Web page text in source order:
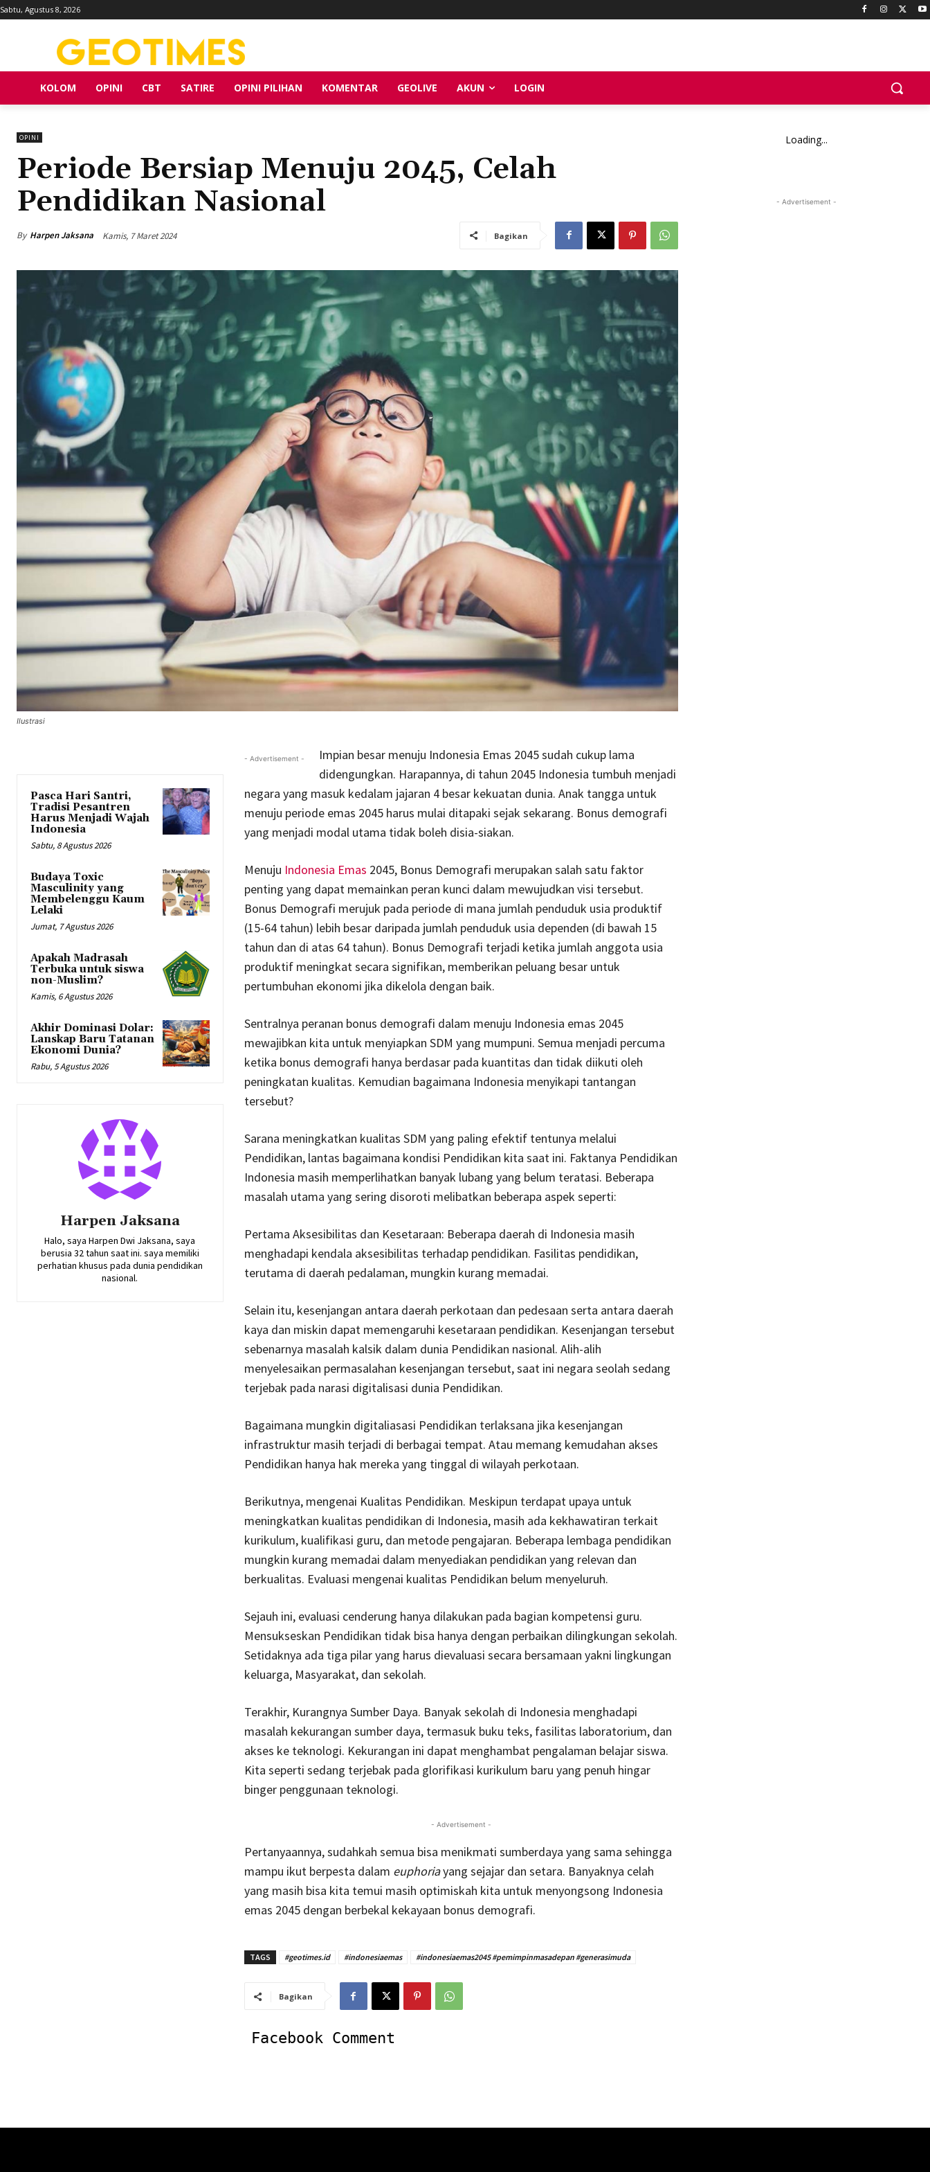
Sabtu, Agustus 8, 2026
KOLOM OPINI CBT SATIRE OPINI PILIHAN KOMENTAR GEOLIVE AKUN LOGIN
OPINI
Periode Bersiap Menuju 2045, Celah
Pendidikan Nasional
By Harpen Jaksana Kamis, 7 Maret 2024 Bagikan
Ilustrasi
Pasca Hari Santri,
Tradisi Pesantren
Harus Menjadi Wajah
Indonesia
Sabtu, 8 Agustus 2026
Budaya Toxic
Masculinity yang
Membelenggu Kaum
Lelaki
Jumat, 7 Agustus 2026
Apakah Madrasah
Terbuka untuk siswa
non-Muslim?
Kamis, 6 Agustus 2026
Akhir Dominasi Dolar:
Lanskap Baru Tatanan
Ekonomi Dunia?
Rabu, 5 Agustus 2026
Harpen Jaksana
Halo, saya Harpen Dwi Jaksana, saya
berusia 32 tahun saat ini. saya memiliki
perhatian khusus pada dunia pendidikan
nasional.
- Advertisement -
Impian besar menuju Indonesia Emas 2045 sudah cukup lama
didengungkan. Harapannya, di tahun 2045 Indonesia tumbuh menjadi
negara yang masuk kedalam jajaran 4 besar kekuatan dunia. Anak tangga untuk
menuju periode emas 2045 harus mulai ditapaki sejak sekarang. Bonus demografi
yang menjadi modal utama tidak boleh disia-siakan.
Menuju Indonesia Emas 2045, Bonus Demografi merupakan salah satu faktor
penting yang dapat memainkan peran kunci dalam mewujudkan visi tersebut.
Bonus Demografi merujuk pada periode di mana jumlah penduduk usia produktif
(15-64 tahun) lebih besar daripada jumlah penduduk usia dependen (di bawah 15
tahun dan di atas 64 tahun). Bonus Demografi terjadi ketika jumlah anggota usia
produktif meningkat secara signifikan, memberikan peluang besar untuk
pertumbuhan ekonomi jika dikelola dengan baik.
Sentralnya peranan bonus demografi dalam menuju Indonesia emas 2045
mewajibkan kita untuk menyiapkan SDM yang mumpuni. Semua menjadi percuma
ketika bonus demografi hanya berdasar pada kuantitas dan tidak diikuti oleh
peningkatan kualitas. Kemudian bagaimana Indonesia menyikapi tantangan
tersebut?
Sarana meningkatkan kualitas SDM yang paling efektif tentunya melalui
Pendidikan, lantas bagaimana kondisi Pendidikan kita saat ini. Faktanya Pendidikan
Indonesia masih memperlihatkan banyak lubang yang belum teratasi. Beberapa
masalah utama yang sering disoroti melibatkan beberapa aspek seperti:
Pertama Aksesibilitas dan Kesetaraan: Beberapa daerah di Indonesia masih
menghadapi kendala aksesibilitas terhadap pendidikan. Fasilitas pendidikan,
terutama di daerah pedalaman, mungkin kurang memadai.
Selain itu, kesenjangan antara daerah perkotaan dan pedesaan serta antara daerah
kaya dan miskin dapat memengaruhi kesetaraan pendidikan. Kesenjangan tersebut
sebenarnya masalah kalsik dalam dunia Pendidikan nasional. Alih-alih
menyelesaikan permasalahan kesenjangan tersebut, saat ini negara seolah sedang
terjebak pada narasi digitalisasi dunia Pendidikan.
Bagaimana mungkin digitaliasasi Pendidikan terlaksana jika kesenjangan
infrastruktur masih terjadi di berbagai tempat. Atau memang kemudahan akses
Pendidikan hanya hak mereka yang tinggal di wilayah perkotaan.
Berikutnya, mengenai Kualitas Pendidikan. Meskipun terdapat upaya untuk
meningkatkan kualitas pendidikan di Indonesia, masih ada kekhawatiran terkait
kurikulum, kualifikasi guru, dan metode pengajaran. Beberapa lembaga pendidikan
mungkin kurang memadai dalam menyediakan pendidikan yang relevan dan
berkualitas. Evaluasi mengenai kualitas Pendidikan belum menyeluruh.
Sejauh ini, evaluasi cenderung hanya dilakukan pada bagian kompetensi guru.
Mensukseskan Pendidikan tidak bisa hanya dengan perbaikan dilingkungan sekolah.
Setidaknya ada tiga pilar yang harus dievaluasi secara bersamaan yakni lingkungan
keluarga, Masyarakat, dan sekolah.
Terakhir, Kurangnya Sumber Daya. Banyak sekolah di Indonesia menghadapi
masalah kekurangan sumber daya, termasuk buku teks, fasilitas laboratorium, dan
akses ke teknologi. Kekurangan ini dapat menghambat pengalaman belajar siswa.
Kita seperti sedang terjebak pada glorifikasi kurikulum baru yang penuh hingar
binger penggunaan teknologi.
- Advertisement -
Pertanyaannya, sudahkah semua bisa menikmati sumberdaya yang sama sehingga
mampu ikut berpesta dalam euphoriayang sejajar dan setara. Banyaknya celah
yang masih bisa kita temui masih optimiskah kita untuk menyongsong Indonesia
emas 2045 dengan berbekal kekayaan bonus demografi.
TAGS #geotimes.id #indonesiaemas #indonesiaemas2045 #pemimpinmasadepan #generasimuda
Bagikan
Facebook Comment
Loading...
- Advertisement -